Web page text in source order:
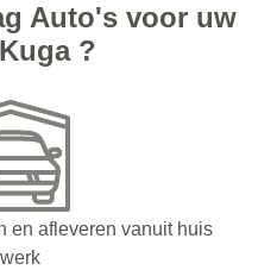
Auto's voor uw
?
en afleveren vanuit huis